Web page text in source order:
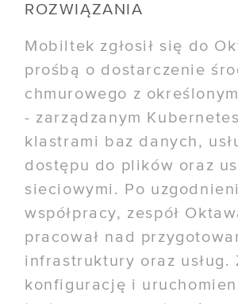
ROZWIĄZANIA
Mobiltek zgłosił się do
prośbą o dostarczenie
chmurowego z
- zarządzanym
klastrami baz danych,
dostępu do plików oraz
sieciowymi. Po
współpracy, zespół
pracował nad
infrastruktury oraz usług.
konfigurację i